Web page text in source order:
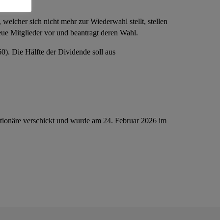
sich nicht mehr zur Wiederwahl stellt, stellen
Mitglieder vor und beantragt deren Wahl.
Die Hälfte der Dividende soll aus
verschickt und wurde am 24. Februar 2026 im